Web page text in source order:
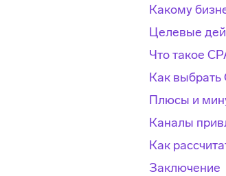
Какому
Целевые
Что такое
Как выбрать
Плюсы и
Каналы
Как
Заключение